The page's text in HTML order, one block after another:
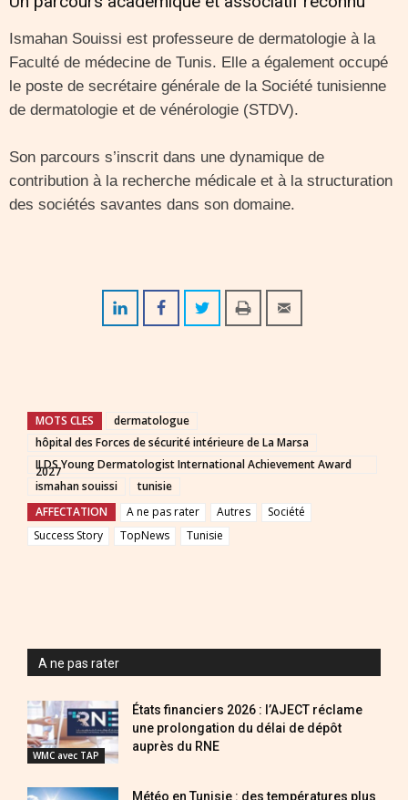
Ismahan Souissi est professeure de dermatologie à la
Faculté de médecine de Tunis. Elle a également occupé
le poste de secrétaire générale de la Société tunisienne
de dermatologie et de vénérologie (STDV).
Son parcours s’inscrit dans une dynamique de
contribution à la recherche médicale et à la structuration
des sociétés savantes dans son domaine.
MOTS CLES
dermatologue
hôpital des Forces de sécurité intérieure de La Marsa
ILDS Young Dermatologist International Achievement Award
2027
ismahan souissi
tunisie
AFFECTATION
A ne pas rater Autres
Société
Success Story
TopNews Tunisie
A ne pas rater
WMC avec TAP
États financiers 2026 : l’AJECT réclame
une prolongation du délai de dépôt
auprès du RNE
Météo en Tunisie : des températures plus